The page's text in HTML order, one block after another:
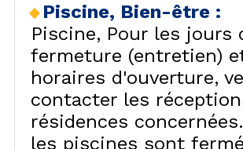
Piscine, Bien-être :
Piscine
Pour les jours
fermeture (entretien)
horaires d'ouverture,
contacter les
résidences
les piscines sont